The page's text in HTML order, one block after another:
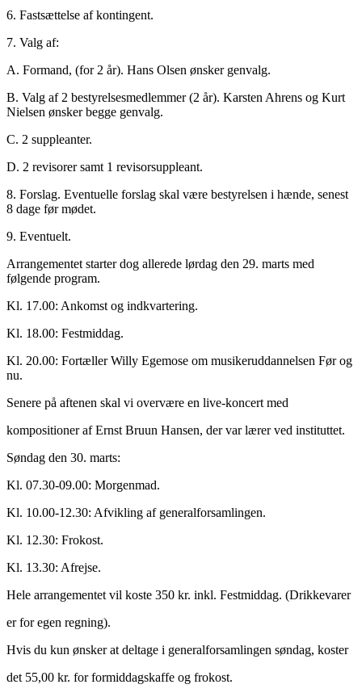
6. Fastsættelse af kontingent.
7. Valg af:
A. Formand, (for 2 år). Hans Olsen ønsker genvalg.
B. Valg af 2 bestyrelsesmedlemmer (2 år). Karsten Ahrens og Kurt
Nielsen ønsker begge genvalg.
C. 2 suppleanter.
D. 2 revisorer samt 1 revisorsuppleant.
8. Forslag. Eventuelle forslag skal være bestyrelsen i hænde, senest
8 dage før mødet.
9. Eventuelt.
Arrangementet starter dog allerede lørdag den 29. marts med
følgende program.
Kl. 17.00: Ankomst og indkvartering.
Kl. 18.00: Festmiddag.
Kl. 20.00: Fortæller Willy Egemose om musikeruddannelsen Før og
nu.
Senere på aftenen skal vi overvære en live-koncert med
kompositioner af Ernst Bruun Hansen, der var lærer ved instituttet.
Søndag den 30. marts:
Kl. 07.30-09.00: Morgenmad.
Kl. 10.00-12.30: Afvikling af generalforsamlingen.
Kl. 12.30: Frokost.
Kl. 13.30: Afrejse.
Hele arrangementet vil koste 350 kr. inkl. Festmiddag. (Drikkevarer
er for egen regning).
Hvis du kun ønsker at deltage i generalforsamlingen søndag, koster
det 55,00 kr. for formiddagskaffe og frokost.